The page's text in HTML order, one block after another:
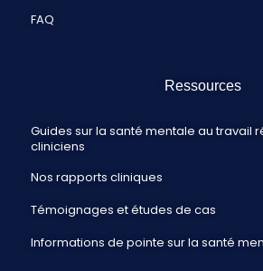
FAQ
Ressources
Guides sur la santé mentale au travail
cliniciens
Nos rapports cliniques
Témoignages et études de cas
Informations de pointe sur la santé